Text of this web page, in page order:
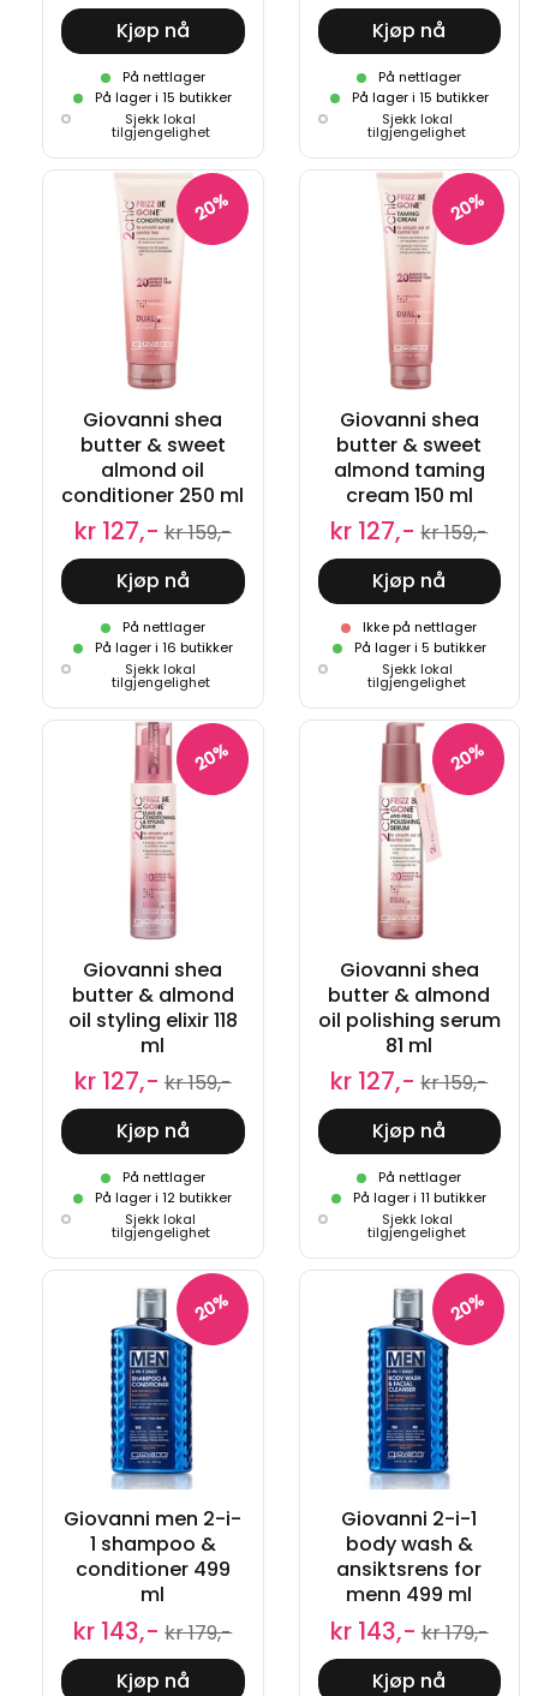
Kjøp nå
På nettlager
På lager i 15 butikker
Sjekk lokal
tilgjengelighet
Kjøp nå
På nettlager
På lager i 15 butikker
Sjekk lokal
tilgjengelighet
20%
Giovanni shea
butter & sweet
almond oil
conditioner 250 ml
kr 127,- kr 159,-
Kjøp nå
På nettlager
På lager i 16 butikker
Sjekk lokal
tilgjengelighet
20%
Giovanni shea
butter & sweet
almond taming
cream 150 ml
kr 127,- kr 159,-
Kjøp nå
Ikke på nettlager
På lager i 5 butikker
Sjekk lokal
tilgjengelighet
20%
Giovanni shea
butter & almond
oil styling elixir 118
ml
kr 127,- kr 159,-
Kjøp nå
På nettlager
På lager i 12 butikker
Sjekk lokal
tilgjengelighet
20%
Giovanni shea
butter & almond
oil polishing serum
81 ml
kr 127,- kr 159,-
Kjøp nå
På nettlager
På lager i 11 butikker
Sjekk lokal
tilgjengelighet
20%
Giovanni men 2-i-
1 shampoo &
conditioner 499
ml
kr 143,- kr 179,-
Kjøp nå
20%
Giovanni 2-i-1
body wash &
ansiktsrens for
menn 499 ml
kr 143,- kr 179,-
Kjøp nå